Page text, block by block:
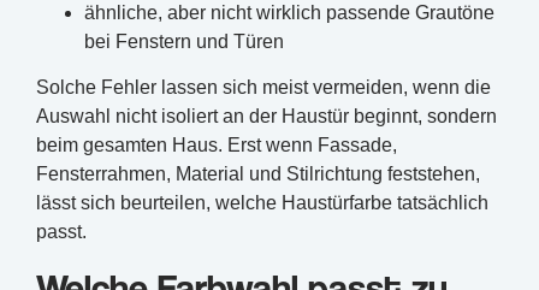
ähnliche, aber nicht wirklich passende Grautöne
bei Fenstern und Türen
Solche Fehler lassen sich meist vermeiden, wenn die
Auswahl nicht isoliert an der Haustür beginnt, sondern
beim gesamten Haus. Erst wenn Fassade,
Fensterrahmen, Material und Stilrichtung feststehen,
lässt sich beurteilen, welche Haustürfarbe tatsächlich
passt.